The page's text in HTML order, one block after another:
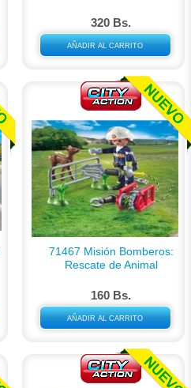
320 Bs.
AÑADIR AL CARRITO
71467 Misión Bomberos:
Rescate de Animal
160 Bs.
AÑADIR AL CARRITO